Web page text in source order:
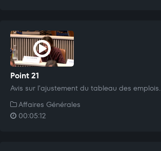
Point 21
Avis sur l'ajustement du tableau des emplois.
Affaires Générales
00:05:12